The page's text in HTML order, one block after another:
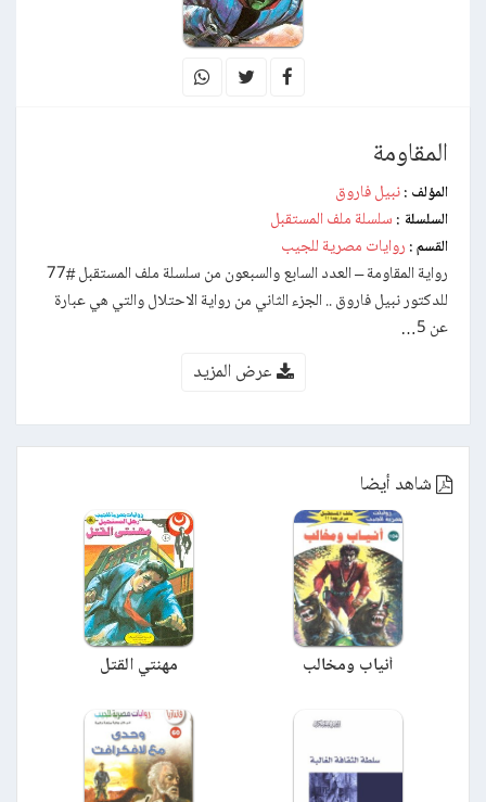
المقاومة
المؤلف : نبيل فاروق
السلسلة : سلسلة ملف المستقبل
القسم : روايات مصرية للجيب
رواية المقاومة – العدد السابع والسبعون من سلسلة ملف المستقبل #77
للدكتور نبيل فاروق .. الجزء الثاني من رواية الاحتلال والتي هي عبارة
عن 5…
عرض المزيد
شاهد أيضا
أنياب ومخالب مهنتي القتل